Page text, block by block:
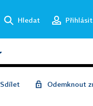
Hledat
Sdílet Odemknout